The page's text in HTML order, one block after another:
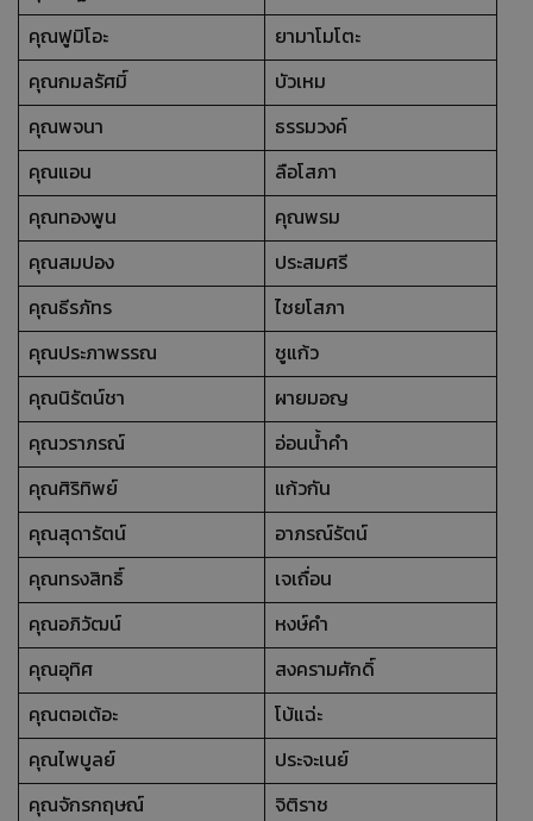
คุณฟูมิโอะ ยามาโมโตะ
คุณกมลรัศมิ์ บัวเหม
คุณพจนา ธรรมวงค์
คุณแอน ลือโสภา
คุณทองพูน คุณพรม
คุณสมปอง ประสมศรี
คุณธีรภัทร ไชยโสภา
คุณประภาพรรณ ชูแก้ว
คุณนิรัตน์ชา ผายมอญ
คุณวราภรณ์ อ่อนน้ำคำ
คุณศิริทิพย์ แก้วกัน
คุณสุดารัตน์ อาภรณ์รัตน์
คุณทรงสิทธิ์ เจเถื่อน
คุณอภิวัฒน์ หงษ์คำ
คุณอุทิศ สงครามศักดิ์
คุณตอเต้อะ โบ้แฉ่ะ
คุณไพบูลย์ ประจะเนย์
คุณจักรกฤษณ์ จิติราช